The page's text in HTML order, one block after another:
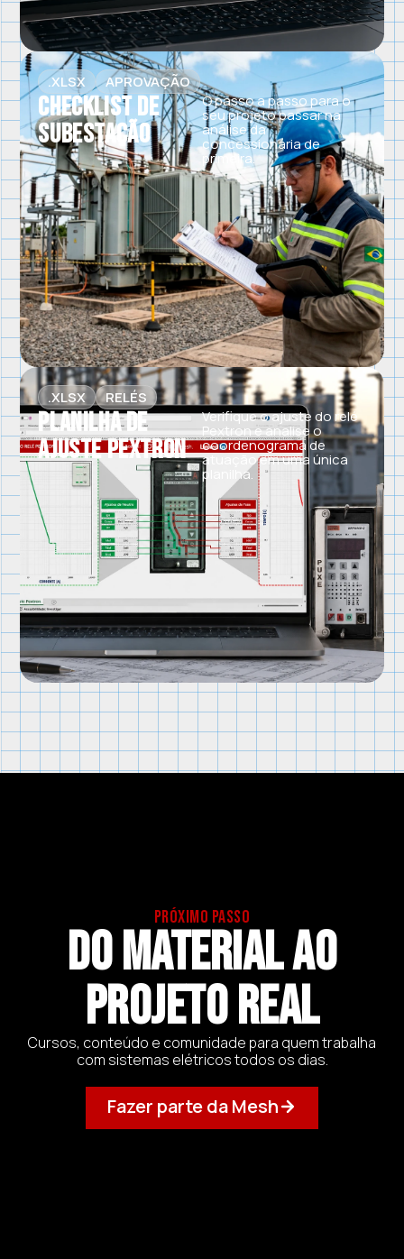
.XLSX APROVAÇÃO
Checklist de
Subestação
O passo a passo para o
seu projeto passar na
análise da
concessionária de
primeira.
.XLSX RELÉS
Planilha de
Ajuste Pextron
Verifique o ajuste do relé
Pextron e analise o
coordenograma de
atuação em uma única
planilha.
PRÓXIMO PASSO
Do material ao
projeto real
Cursos, conteúdo e comunidade para quem trabalha
com sistemas elétricos todos os dias.
Fazer parte da Mesh